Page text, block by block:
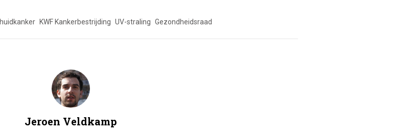
huidkanker KWF Kankerbestrijding UV-straling Gezondheidsraad
Jeroen Veldkamp